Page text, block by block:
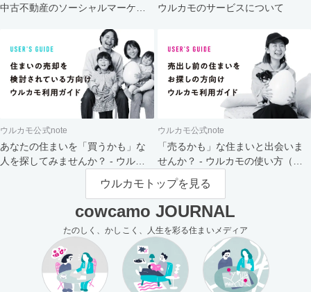
中古不動産のソーシャルマーケッ
ウルカモのサービスについて
ウルカモ公式note
あなたの住まいを「買うかも」な
人を探してみませんか？ - ウルカ
ウルカモ公式note
「売るかも」な住まいと出会いま
せんか？ - ウルカモの使い方（買
主さま向け）
ウルカモトップを見る
cowcamo JOURNAL
たのしく、かしこく、人生を彩る住まいメディア